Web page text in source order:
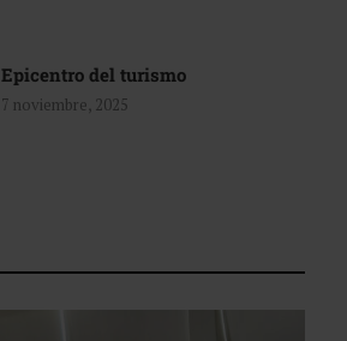
Epicentro del turismo
7 noviembre, 2025